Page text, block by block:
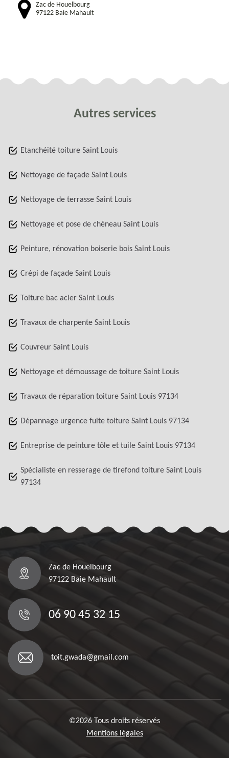
Zac de Houelbourg
97122 Baie Mahault
Autres services
Etanchéité toiture Saint Louis
Nettoyage de façade Saint Louis
Nettoyage de terrasse Saint Louis
Nettoyage et pose de chéneau Saint Louis
Peinture, rénovation boiserie bois Saint Louis
Crépi de façade Saint Louis
Toiture bac acier Saint Louis
Travaux de charpente Saint Louis
Couvreur Saint Louis
Nettoyage et démoussage de toiture Saint Louis
Travaux de réparation toiture Saint Louis 97134
Dépannage urgence fuite toiture Saint Louis 97134
Entreprise de peinture tôle et tuile Saint Louis 97134
Spécialiste en resserage de tirefond toiture Saint Louis
97134
Zac de Houelbourg
97122 Baie Mahault
06 90 45 32 15
toit.gwada@gmail.com
©2026 Tous droits réservés
Mentions légales